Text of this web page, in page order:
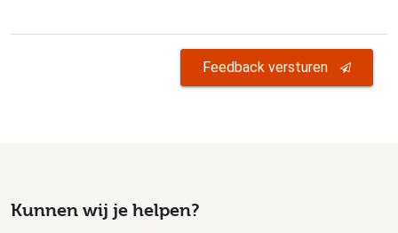
Feedback versturen
Kunnen wij je helpen?